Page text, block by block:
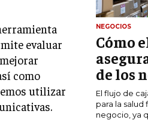
ANALÍTICA
INTELLIGENCE
ESTRATEGIA
EMPRESAS
evaluar
como
utilizar
NEGOCIOS
Cómo
de los
El flujo de
para la
negocio, ya